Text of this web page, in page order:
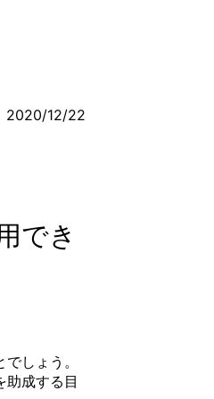
2020/12/22
でき
しょう。
助成する目